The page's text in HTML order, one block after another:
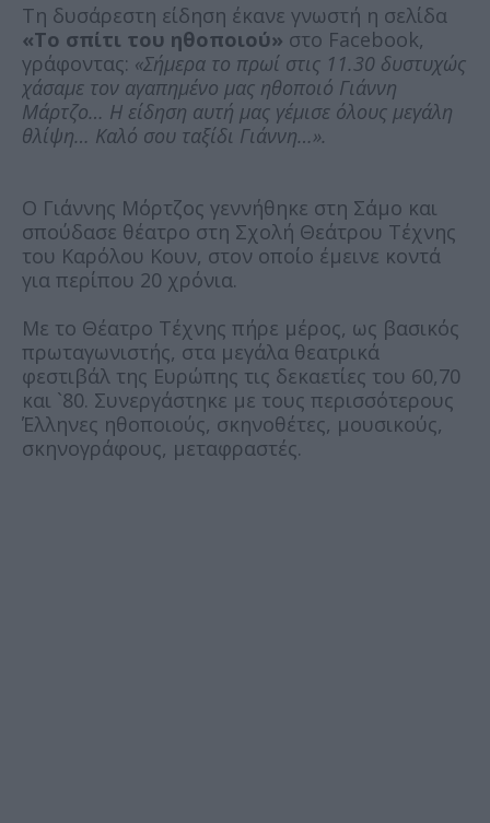
Τη δυσάρεστη είδηση έκανε γνωστή η σελίδα
«Το σπίτι του ηθοποιού» στο Facebook,
γράφοντας: «Σήμερα το πρωί στις 11.30 δυστυχώς
χάσαμε τον αγαπημένο μας ηθοποιό Γιάννη
Μάρτζο… Η είδηση αυτή μας γέμισε όλους μεγάλη
θλίψη… Καλό σου ταξίδι Γιάννη…».
Ο Γιάννης Μόρτζος γεννήθηκε στη Σάμο και
σπούδασε θέατρο στη Σχολή Θεάτρου Τέχνης
του Καρόλου Κουν, στον οποίο έμεινε κοντά
για περίπου 20 χρόνια.
Με το Θέατρο Τέχνης πήρε μέρος, ως βασικός
πρωταγωνιστής, στα μεγάλα θεατρικά
φεστιβάλ της Ευρώπης τις δεκαετίες του 60,70
και `80. Συνεργάστηκε με τους περισσότερους
Έλληνες ηθοποιούς, σκηνοθέτες, μουσικούς,
σκηνογράφους, μεταφραστές.